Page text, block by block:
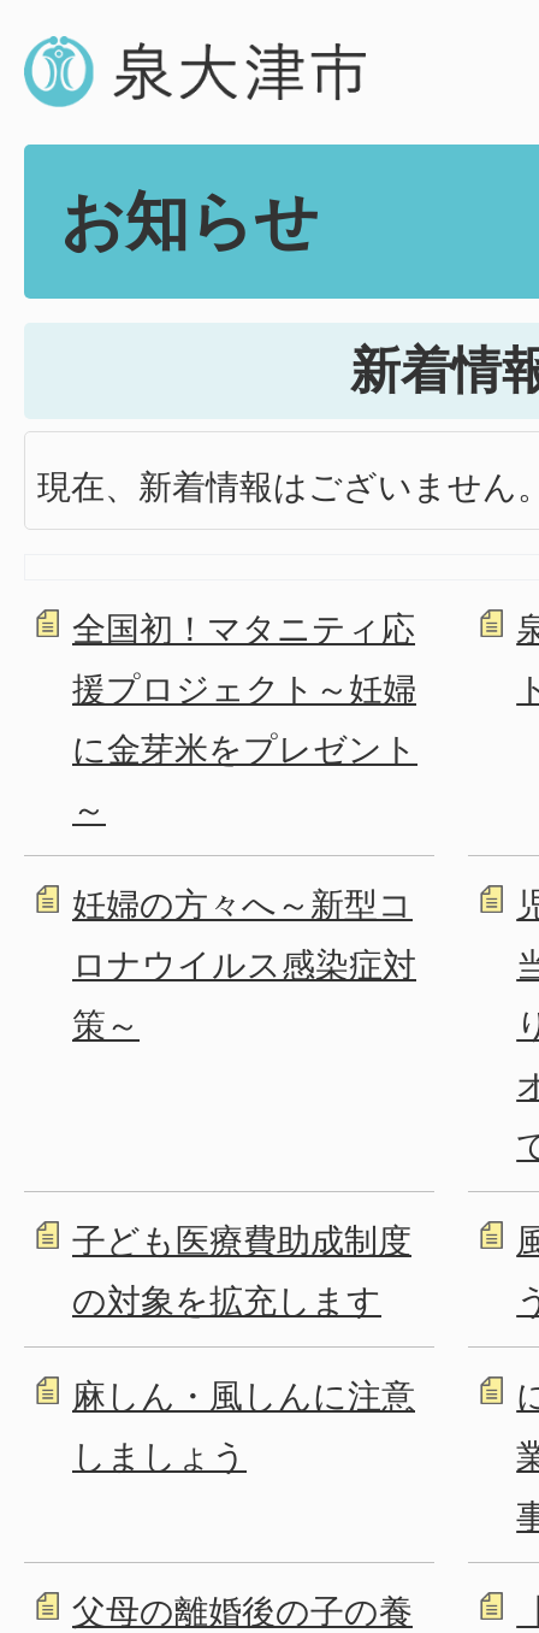
お知らせ
新着情
現在、新着情報はございません
全国初！マタニティ応
援プロジェクト～妊婦
に金芽米をプレゼント
～
妊婦の方々へ～新型コ
ロナウイルス感染症対
策～
子ども医療費助成制度
の対象を拡充します
麻しん・風しんに注意
しましょう
父母の離婚後の子の養